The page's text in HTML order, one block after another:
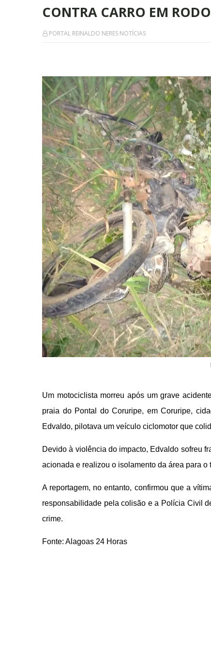
CONTRA CARRO EM
PORTAL REINALDO NERES NOTÍCIAS
Um motociclista morreu após um grave
praia do Pontal do Coruripe, em Coruripe,
Edvaldo, pilotava um veículo ciclomotor que
Devido à violência do impacto, Edvaldo sofreu
acionada e realizou o isolamento da área para
A reportagem, no entanto, confirmou que a
responsabilidade pela colisão e a Polícia Civil
crime.
Fonte: Alagoas 24 Horas